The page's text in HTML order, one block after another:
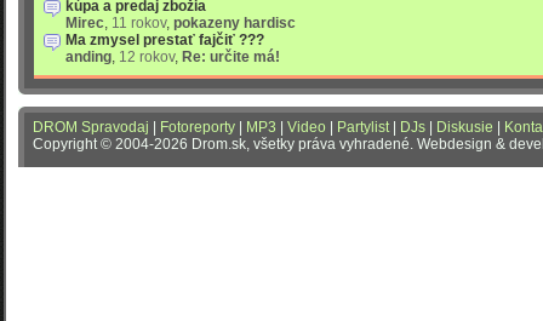
kúpa a predaj zbožia
Mirec, 11 rokov, pokazeny hardisc
Ma zmysel prestať fajčiť ???
anding, 12 rokov, Re: určite má!
DROM Spravodaj Fotoreporty MP3 Video Partylist| DJs Diskusie
Copyright © 2004-2026 Drom.sk, všetky práva vyhradené. Webdesign &